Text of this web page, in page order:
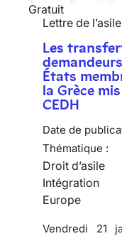
Gratuit
Lettre de
Les
États
la Grèce
CEDH
Date de
Thématique :
Droit d’asile
Intégration
Europe
Vendredi 21